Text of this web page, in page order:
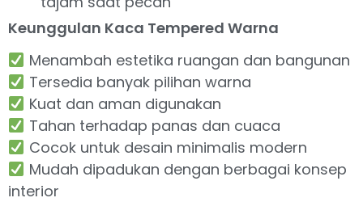
Keunggulan Kaca Tempered Warna
Menambah estetika ruangan dan bangunan
Tersedia banyak pilihan warna
Kuat dan aman digunakan
Tahan terhadap panas dan cuaca
Cocok untuk desain minimalis modern
Mudah dipadukan dengan berbagai konsep
interior